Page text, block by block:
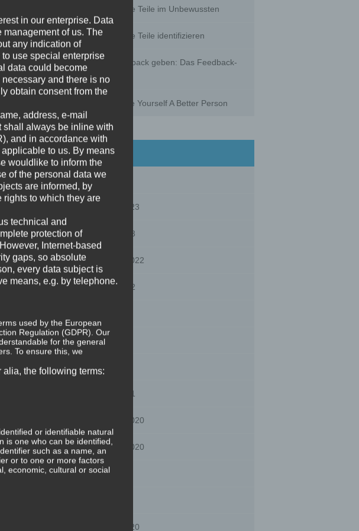
Emotion
Was
auf
zu.
lasse sie
in
oft du
zweites
Abgespaltene Teile im Unbewussten
Abgespaltene Teile identifizieren
Richtig Feedback geben: Das Feedback-
Sandwich
How To Make Yourself A Better Person
Archives
July 2023
February 2023
January 2023
November 2022
January 2022
July 2021
May 2021
January 2021
December 2020
November 2020
August 2020
February 2020
in our enterprise. Data
of us. The
any indication of
use special enterprise
data could become
and there is no
obtain consent from the
address, e-mail
shall always be inline with
and in accordance with
to us. By means
wouldlike to inform the
of the personal data we
are informed, by
rights to which they are
technical and
protection of
Internet-based
gaps, so absolute
every data subject is
means, e.g. by telephone.
used by the European
Regulation (GDPR). Our
for the general
To ensure this, we
the following terms:
or identifiable natural
is one who can be identified,
such as a name, an
or to one or more factors
economic, cultural or social